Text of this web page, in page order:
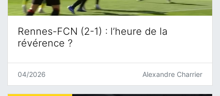
Rennes-FCN (2-1) : l’heure de la
révérence ?
04/2026 Alexandre Charrier